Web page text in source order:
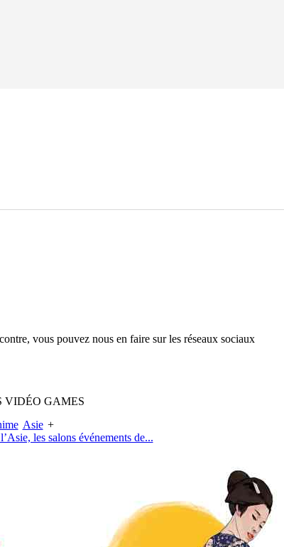
vous pouvez nous en faire sur les réseaux sociaux
VIDÉO GAMES
Asie +
les salons événements de...